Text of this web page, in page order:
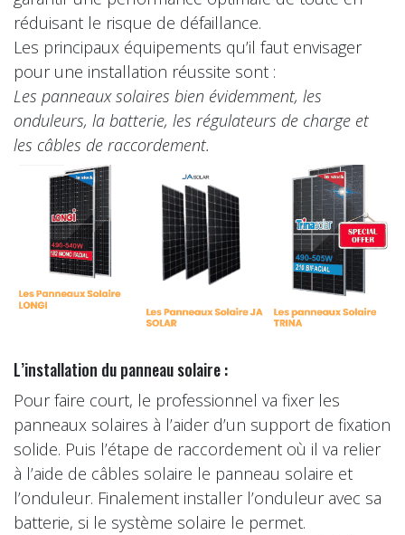
réduisant le risque de défaillance.
Les principaux équipements qu’il faut envisager
pour une installation réussite sont :
Les panneaux solaires bien évidemment, les
onduleurs, la batterie, les régulateurs de charge et
les câbles de raccordement.
L’installation du panneau solaire :
Pour faire court, le professionnel va fixer les
panneaux solaires à l’aider d’un support de fixation
solide. Puis l’étape de raccordement où il va relier
à l’aide de câbles solaire le panneau solaire et
l’onduleur. Finalement installer l’onduleur avec sa
batterie, si le système solaire le permet.